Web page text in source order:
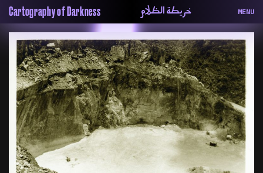
Cartography of Darkness خريطة الظلام MENU
About
ماهيتنا
Map
الخريطة
Periodical
السلسة
Repository
الحاوية
Contributors
المساهمين
Colophon
التختيم